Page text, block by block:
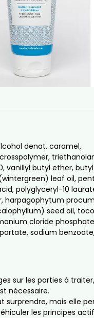
enlarge
denat, caramel,
vanillyl butyl ether,
leaf oil,
polyglyceryl-10
harpagophytum
seed oil,
cloride
sodium
sur les parties à
nécessaire.
surprendre, mais elle
les principes